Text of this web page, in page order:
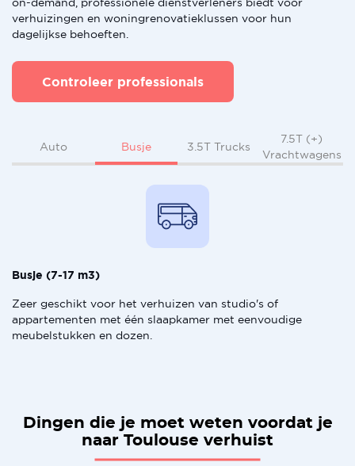
verhuizingen en woningrenovatieklussen voor hun
dagelijkse behoeften.
Controleer professionals
Auto Busje 3.5T Trucks
7.5T (+)
Vrachtwagens
Busje (7-17 m3)
Zeer geschikt voor het verhuizen van studio's of
appartementen met één slaapkamer met eenvoudige
meubelstukken en dozen.
Dingen die je moet weten voordat je
naar Toulouse verhuist